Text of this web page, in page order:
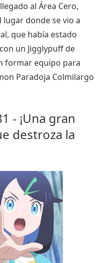
al Área Cero,
donde se vio a
que había estado
un Jigglypuff de
formar equipo para
Paradoja Colmilargo
- ¡Una gran
destroza la